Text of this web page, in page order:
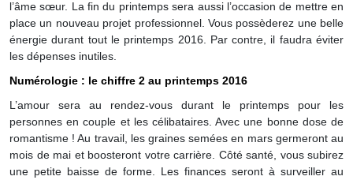
l’âme sœur. La fin du printemps sera aussi l’occasion de mettre en
place un nouveau projet professionnel. Vous possèderez une belle
énergie durant tout le printemps 2016. Par contre, il faudra éviter
les dépenses inutiles.
Numérologie : le chiffre 2 au printemps 2016
L’amour sera au rendez-vous durant le printemps pour les
personnes en couple et les célibataires. Avec une bonne dose de
romantisme ! Au travail, les graines semées en mars germeront au
mois de mai et boosteront votre carrière. Côté santé, vous subirez
une petite baisse de forme. Les finances seront à surveiller au